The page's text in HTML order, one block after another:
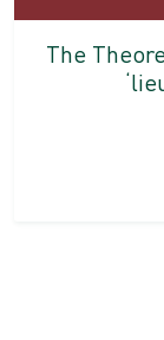
The